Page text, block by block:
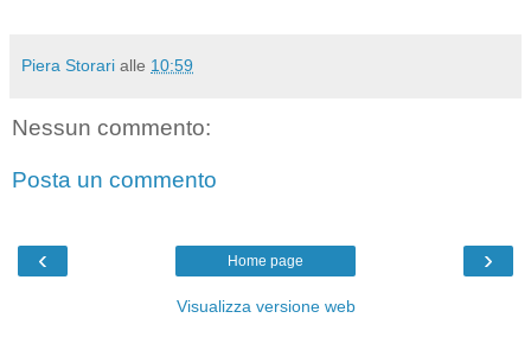
Piera Storari alle 10:59
Nessun commento:
Posta un commento
‹ ›
Home page
Visualizza versione web